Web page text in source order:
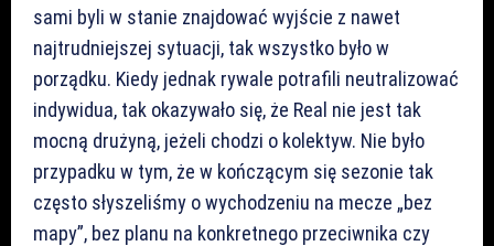
sami byli w stanie znajdować wyjście z nawet
najtrudniejszej sytuacji, tak wszystko było w
porządku. Kiedy jednak rywale potrafili neutralizować
indywidua, tak okazywało się, że Real nie jest tak
mocną drużyną, jeżeli chodzi o kolektyw. Nie było
przypadku w tym, że w kończącym się sezonie tak
często słyszeliśmy o wychodzeniu na mecze „bez
mapy”, bez planu na konkretnego przeciwnika czy